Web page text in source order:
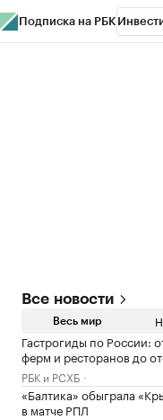
Подписка на РБК
Все новости
Весь мир
Гастрогиды по России:
ферм и ресторанов до
РБК и РСХБ
«Балтика» обыграла
в матче РПЛ